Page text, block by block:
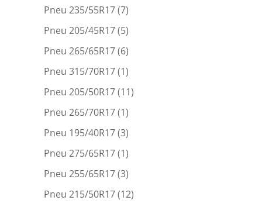
Pneu 235/55R17(7)
Pneu 205/45R17(5)
Pneu 265/65R17(6)
Pneu 315/70R17(1)
Pneu 205/50R17(11)
Pneu 265/70R17(1)
Pneu 195/40R17(3)
Pneu 275/65R17(1)
Pneu 255/65R17(3)
Pneu 215/50R17(12)